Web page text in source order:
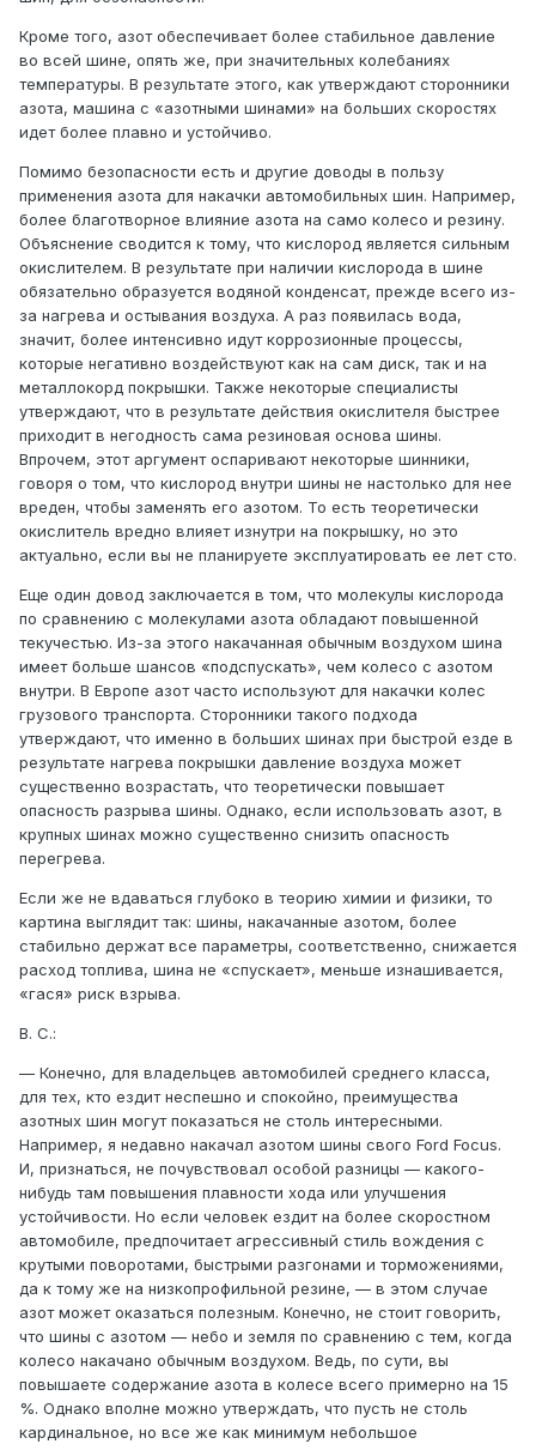
Кроме того, азот обеспечивает более стабильное давление
во всей шине, опять же, при значительных колебаниях
температуры. В результате этого, как утверждают сторонники
азота, машина с «азотными шинами» на больших скоростях
идет более плавно и устойчиво.
Помимо безопасности есть и другие доводы в пользу
применения азота для накачки автомобильных шин. Например,
более благотворное влияние азота на само колесо и резину.
Объяснение сводится к тому, что кислород является сильным
окислителем. В результате при наличии кислорода в шине
обязательно образуется водяной конденсат, прежде всего из-
за нагрева и остывания воздуха. А раз появилась вода,
значит, более интенсивно идут коррозионные процессы,
которые негативно воздействуют как на сам диск, так и на
металлокорд покрышки. Также некоторые специалисты
утверждают, что в результате действия окислителя быстрее
приходит в негодность сама резиновая основа шины.
Впрочем, этот аргумент оспаривают некоторые шинники,
говоря о том, что кислород внутри шины не настолько для нее
вреден, чтобы заменять его азотом. То есть теоретически
окислитель вредно влияет изнутри на покрышку, но это
актуально, если вы не планируете эксплуатировать ее лет сто.
Еще один довод заключается в том, что молекулы кислорода
по сравнению с молекулами азота обладают повышенной
текучестью. Из-за этого накачанная обычным воздухом шина
имеет больше шансов «подспускать», чем колесо с азотом
внутри. В Европе азот часто используют для накачки колес
грузового транспорта. Сторонники такого подхода
утверждают, что именно в больших шинах при быстрой езде в
результате нагрева покрышки давление воздуха может
существенно возрастать, что теоретически повышает
опасность разрыва шины. Однако, если использовать азот, в
крупных шинах можно существенно снизить опасность
перегрева.
Если же не вдаваться глубоко в теорию химии и физики, то
картина выглядит так: шины, накачанные азотом, более
стабильно держат все параметры, соответственно, снижается
расход топлива, шина не «спускает», меньше изнашивается,
«гася» риск взрыва.
В. С.:
— Конечно, для владельцев автомобилей среднего класса,
для тех, кто ездит неспешно и спокойно, преимущества
азотных шин могут показаться не столь интересными.
Например, я недавно накачал азотом шины свого Ford Focus.
И, признаться, не почувствовал особой разницы — какого-
нибудь там повышения плавности хода или улучшения
устойчивости. Но если человек ездит на более скоростном
автомобиле, предпочитает агрессивный стиль вождения с
крутыми поворотами, быстрыми разгонами и торможениями,
да к тому же на низкопрофильной резине, — в этом случае
азот может оказаться полезным. Конечно, не стоит говорить,
что шины с азотом — небо и земля по сравнению с тем, когда
колесо накачано обычным воздухом. Ведь, по сути, вы
повышаете содержание азота в колесе всего примерно на 15
%. Однако вполне можно утверждать, что пусть не столь
кардинальное, но все же как минимум небольшое